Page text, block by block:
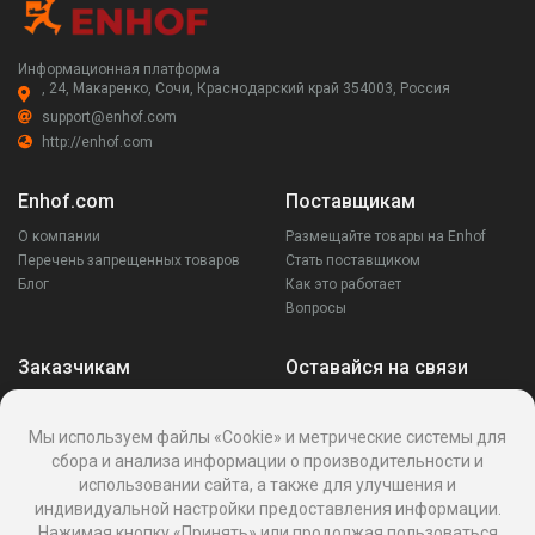
Информационная платформа
, 24, Макаренко, Сочи, Краснодарский край 354003, Россия
support@enhof.com
http://enhof.com
Enhof.com
О компании
Перечень запрещенных товаров
Блог
Поставщикам
Размещайте товары на Enhof
Стать поставщиком
Как это работает
Вопросы
Заказчикам
Написать поставщику
Реквизиты
Оставайся на связи
Мы используем файлы «Cookie» и метрические системы для
сбора и анализа информации о производительности и
использовании сайта, а также для улучшения и
индивидуальной настройки предоставления информации.